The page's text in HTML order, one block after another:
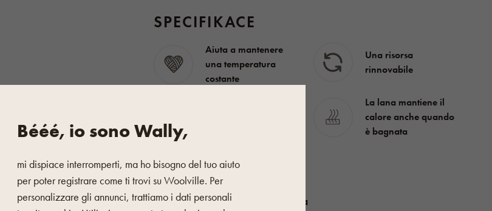
naturale e
resistenza,
SPECIFIKACE
Aiuta a mantenere
una temperatura
costante
Una risorsa
rinnovabile
La lana mantiene il
calore anche quando
è bagnata
Informazioni di base
Determinazione Donna
Bééé, io sono Wally,
mi dispiace interromperti, ma ho bisogno del tuo aiuto
per poter registrare come ti trovi su Woolville. Per
personalizzare gli annunci, trattiamo i dati personali